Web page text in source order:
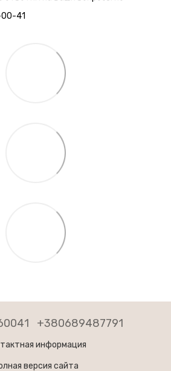
41
+380689487791
информация
версия сайта